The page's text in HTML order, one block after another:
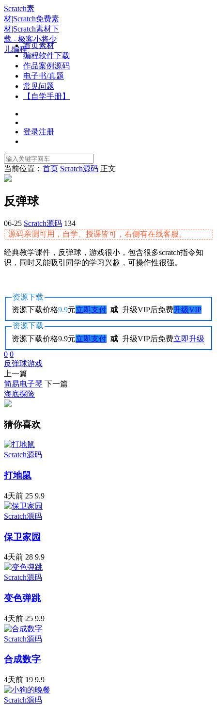
Scratch素
材|Scratch免费素
材|Scratch素材下
载 - 极客小将少
儿编程首页素材
编程软件下载
作品案例源码
电子书/真题
常见问题
【自学手册】
登录注册
当前位置： 首页 Scratch源码 正文
反弹球
06-25 Scratch源码 134
源码亲测可用，自学、授课皆可，右侧有在线客服。
经典教学课件，反弹球，游戏很小，包含很多scratch指令知
识，同时又能吸引同学的学习兴趣，可操作性很强。
资源下载
资源下载价格9.9元立即支付 或 升级VIP后免费升级VIP
资源下载
资源下载价格9.9元立即支付 或 升级VIP后免费立即升级
0 0
反弹球游戏
上一篇
简易电子琴 下一篇
海底探险
猜你喜欢
Scratch源码
打地鼠
4天前 25 9.9
Scratch源码
保卫家园
4天前 28 9.9
Scratch源码
变色弹跳
4天前 25 9.9
Scratch源码
合成数字
4天前 19 9.9
Scratch源码